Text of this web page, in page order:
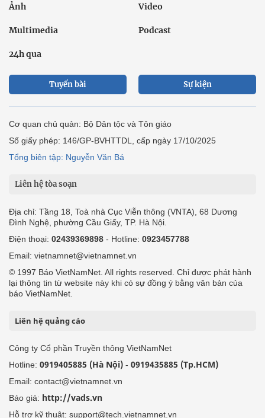
Ảnh Video
Multimedia Podcast
24h qua
Tuyến bài Sự kiện
Cơ quan chủ quản: Bộ Dân tộc và Tôn giáo
Số giấy phép: 146/GP-BVHTTDL, cấp ngày 17/10/2025
Tổng biên tập: Nguyễn Văn Bá
Liên hệ tòa soạn
Địa chỉ: Tầng 18, Toà nhà Cục Viễn thông (VNTA), 68 Dương
Đình Nghệ, phường Cầu Giấy, TP. Hà Nội.
Điện thoại: 02439369898 - Hotline: 0923457788
Email: vietnamnet@vietnamnet.vn
© 1997 Báo VietNamNet. All rights reserved. Chỉ được phát hành
lại thông tin từ website này khi có sự đồng ý bằng văn bản của
báo VietNamNet.
Liên hệ quảng cáo
Công ty Cổ phần Truyền thông VietNamNet
Hotline: 0919405885 (Hà Nội) - 0919435885 (Tp.HCM)
Email: contact@vietnamnet.vn
Báo giá: http://vads.vn
Hỗ trợ kỹ thuật: support@tech.vietnamnet.vn